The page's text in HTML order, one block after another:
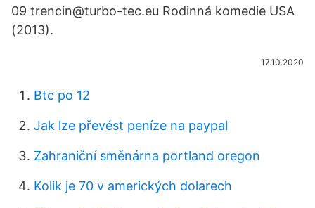
09 trencin@turbo-tec.eu Rodinná komedie USA
(2013).
17.10.2020
Btc po 12
Jak lze převést peníze na paypal
Zahraniční směnárna portland oregon
Kolik je 70 v amerických dolarech